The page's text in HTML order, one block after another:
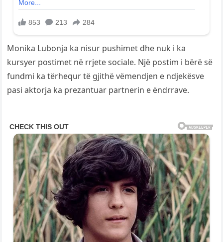
Monika Lubonja ka nisur pushimet dhe nuk i ka
kursyer postimet në rrjete sociale. Një postim i bërë së
fundmi ka tërhequr të gjithë vëmendjen e ndjekësve
pasi aktorja ka prezantuar partnerin e ëndrrave.